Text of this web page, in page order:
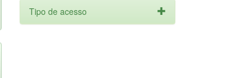
Tipo de acesso